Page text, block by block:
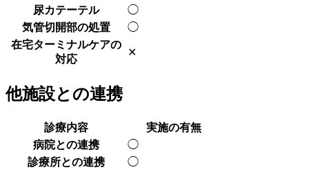
尿カテーテル
◯
気管切開部の処置
◯
在宅ターミナルケアの
対応
✕
他施設との連携
診療内容
実施の有無
病院との連携
◯
診療所との連携
◯